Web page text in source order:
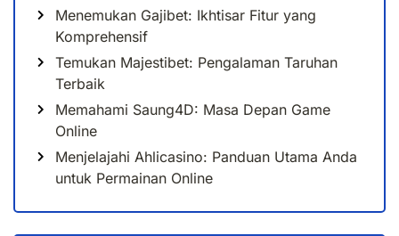
Menemukan Gajibet: Ikhtisar Fitur yang
Komprehensif
Temukan Majestibet: Pengalaman Taruhan
Terbaik
Memahami Saung4D: Masa Depan Game
Online
Menjelajahi Ahlicasino: Panduan Utama Anda
untuk Permainan Online